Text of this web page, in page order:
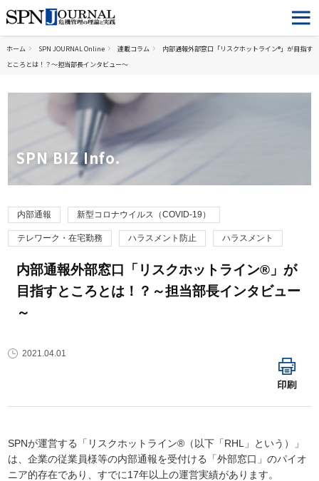
ホーム SPN JOURNAL Online 連載コラム
内部通報外部窓口「リスクホットライン®」が目指す
ところとは！？～担当部長インタビュー～
SPN BIZ Info.
内部通報 新型コロナウイルス（COVID-19）
テレワーク・在宅勤務 ハラスメント防止 ハラスメント
内部通報外部窓口「リスクホットライン®」が
目指すところとは！？～担当部長インタビュー
～
2021.04.01
印刷
SPNが運営する「リスクホットライン®（以下「RHL」という）」
は、企業の従業員様等の内部通報を受付ける「外部窓口」のパイオ
ニア的存在であり、すでに17年以上の運営実績があります。